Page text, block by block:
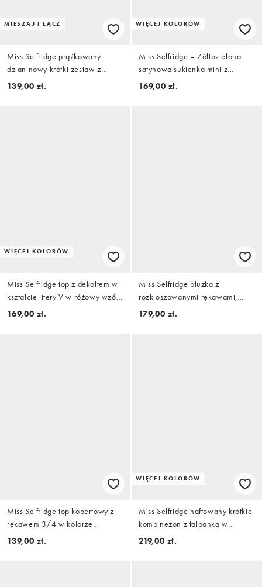
MIESZAJ I ŁĄCZ
Miss Selfridge prążkowany
dzianinowy krótki zestaw z
koronkowym wykończeniem w
139,00 zł.
WIĘCEJ KOLORÓW
Miss Selfridge – Żółtozielona
satynowa sukienka mini z
dekoltem z szalem
169,00 zł.
WIĘCEJ KOLORÓW
Miss Selfridge top z dekoltem w
kształcie litery V w różowy wzór
w groszki
169,00 zł.
Miss Selfridge bluzka z
rozkloszowanymi rękawami,
zapięciem na guziki i baskinką w
179,00 zł.
Miss Selfridge top kopertowy z
rękawem 3/4 w kolorze
różowym
139,00 zł.
WIĘCEJ KOLORÓW
Miss Selfridge haftowany krótkie
kombinezon z falbanką w
kremowym kolorze
219,00 zł.